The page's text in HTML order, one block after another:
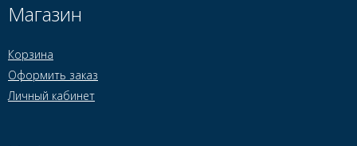
Магазин
Корзина
Оформить заказ
Личный кабинет